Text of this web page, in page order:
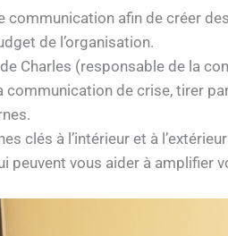
communication afin de créer
de l’organisation.
Charles (responsable de la
communication de crise, tirer
clés à l’intérieur et à
peuvent vous aider à amplifier